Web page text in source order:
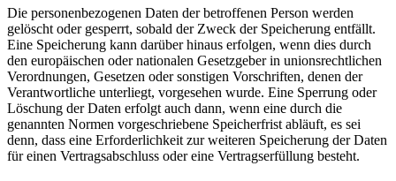
Die personenbezogenen Daten der betroffenen Person werden
gelöscht oder gesperrt, sobald der Zweck der Speicherung entfällt.
Eine Speicherung kann darüber hinaus erfolgen, wenn dies durch
den europäischen oder nationalen Gesetzgeber in unionsrechtlichen
Verordnungen, Gesetzen oder sonstigen Vorschriften, denen der
Verantwortliche unterliegt, vorgesehen wurde. Eine Sperrung oder
Löschung der Daten erfolgt auch dann, wenn eine durch die
genannten Normen vorgeschriebene Speicherfrist abläuft, es sei
denn, dass eine Erforderlichkeit zur weiteren Speicherung der Daten
für einen Vertragsabschluss oder eine Vertragserfüllung besteht.